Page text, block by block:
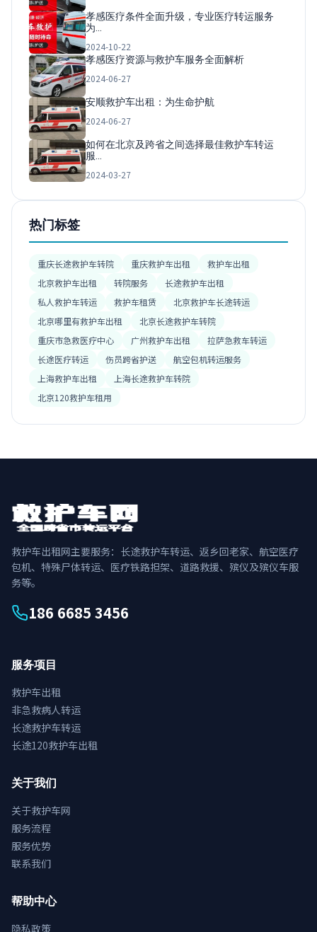
孝感医疗条件全面升级，专业医疗转运服务
为…
2024-10-22
孝感医疗资源与救护车服务全面解析
2024-06-27
安顺救护车出租：为生命护航
2024-06-27
如何在北京及跨省之间选择最佳救护车转运
服…
2024-03-27
热门标签
重庆长途救护车转院 重庆救护车出租
救护车出租
北京救护车出租
转院服务
长途救护车出租
私人救护车转运
救护车租赁
北京救护车长途转运
北京哪里有救护车出租
北京长途救护车转院
重庆市急救医疗中心
广州救护车出租
拉萨急救车转运
长途医疗转运
伤员跨省护送
航空包机转运服务
上海救护车出租
上海长途救护车转院
北京120救护车租用
救护车出租网主要服务：长途救护车转运、返乡回老家、航空医疗
包机、特殊尸体转运、医疗铁路担架、道路救援、殡仪及殡仪车服
务等。
186 6685 3456
服务项目
救护车出租
非急救病人转运
长途救护车转运
长途120救护车出租
关于我们
关于救护车网
服务流程
服务优势
联系我们
帮助中心
隐私政策